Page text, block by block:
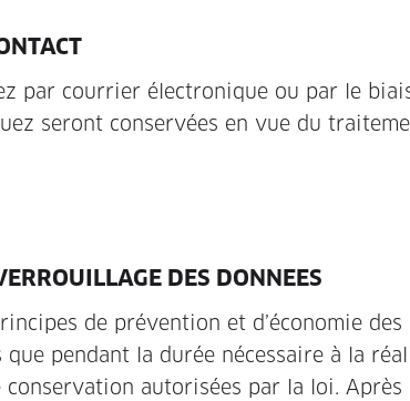
par courrier électronique ou par le
seront conservées en vue du
DES DONNEES
de prévention et d’économie
que pendant la durée nécessaire à la
autorisées par la loi.